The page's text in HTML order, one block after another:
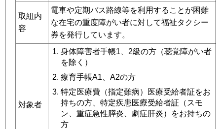
取組内
容
電車や定期バス路線等を利用することが困難
な在宅の重度障がい者に対して福祉タクシー
券を発行しています。
対象者
身体障害者手帳1、2級の方（聴覚障がい者
を除く）
療育手帳A1、A2の方
特定医療費（指定難病）医療受給者証をお
持ちの方、特定疾患医療受給者証（スモ
ン、重症急性膵炎、劇症肝炎）をお持ちの
方